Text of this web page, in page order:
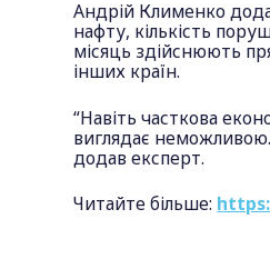
Андрій Клименко
нафту, кількість
місяць здійснюють
інших країн.
“Навіть часткова
виглядає неможливою.
додав експерт.
Читайте більше: